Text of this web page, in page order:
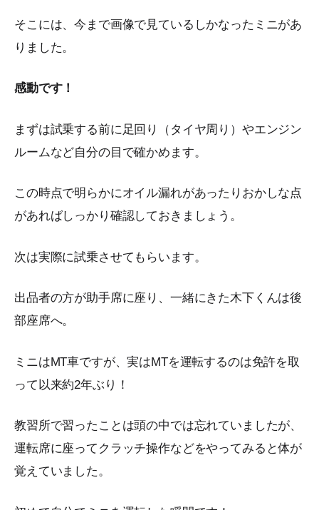
そこには、今まで画像で見ているしかなったミニがあ
りました。
感動です！
まずは試乗する前に足回り（タイヤ周り）やエンジン
ルームなど自分の目で確かめます。
この時点で明らかにオイル漏れがあったりおかしな点
があればしっかり確認しておきましょう。
次は実際に試乗させてもらいます。
出品者の方が助手席に座り、一緒にきた木下くんは後
部座席へ。
ミニはMT車ですが、実はMTを運転するのは免許を取
って以来約2年ぶり！
教習所で習ったことは頭の中では忘れていましたが、
運転席に座ってクラッチ操作などをやってみると体が
覚えていました。